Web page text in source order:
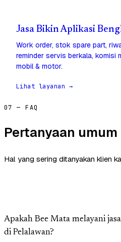
Jasa Bikin Aplikasi
Work order, stok spare part,
reminder servis berkala, komisi
mobil & motor.
Lihat layanan →
07 — FAQ
Pertanyaan umum
Hal yang sering ditanyakan klien
Apakah Bee Mata melayani
di Pelalawan?